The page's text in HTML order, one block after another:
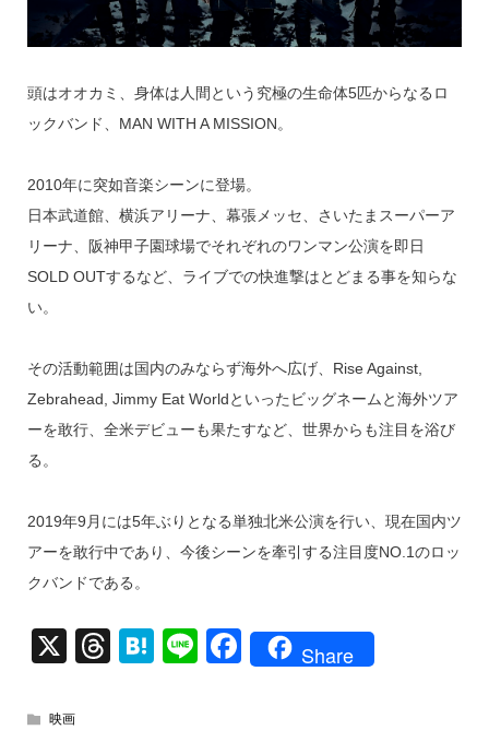
頭はオオカミ、身体は人間という究極の生命体5匹からなるロ
ックバンド、MAN WITH A MISSION。
2010年に突如音楽シーンに登場。
日本武道館、横浜アリーナ、幕張メッセ、さいたまスーパーア
リーナ、阪神甲子園球場でそれぞれのワンマン公演を即日
SOLD OUTするなど、ライブでの快進撃はとどまる事を知らな
い。
その活動範囲は国内のみならず海外へ広げ、Rise Against,
Zebrahead, Jimmy Eat Worldといったビッグネームと海外ツア
ーを敢行、全米デビューも果たすなど、世界からも注目を浴び
る。
2019年9月には5年ぶりとなる単独北米公演を行い、現在国内ツ
アーを敢行中であり、今後シーンを牽引する注目度NO.1のロッ
クバンドである。
X
T
H
Li
F
Share
映画